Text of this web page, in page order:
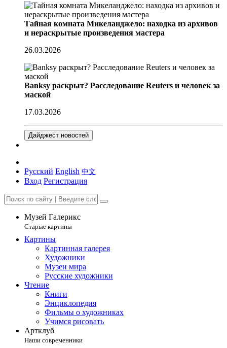
Тайная комната Микеланджело: находка из архивов
и нераскрытые произведения мастера
26.03.2026
Banksy раскрыт? Расследование Reuters и человек за
маской
17.03.2026
Дайджест новостей
Русский English 中文
Вход Регистрация
Музей Галерикс
Старые картины
Картины
Картинная галерея
Художники
Музеи мира
Русские художники
Чтение
Книги
Энциклопедия
Фильмы о художниках
Учимся рисовать
Артклуб
Наши современники